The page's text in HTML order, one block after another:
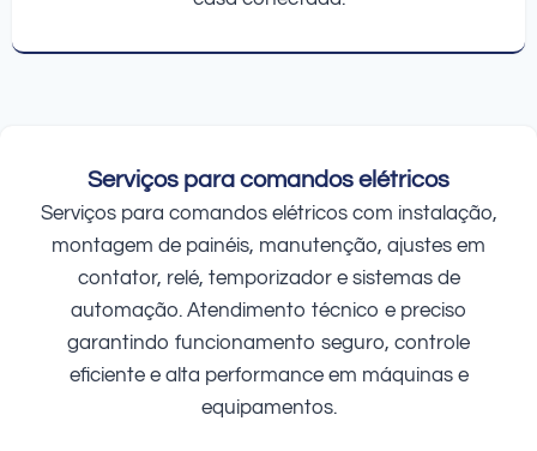
Serviços para comandos elétricos
Serviços para comandos elétricos com instalação,
montagem de painéis, manutenção, ajustes em
contator, relé, temporizador e sistemas de
automação. Atendimento técnico e preciso
garantindo funcionamento seguro, controle
eficiente e alta performance em máquinas e
equipamentos.